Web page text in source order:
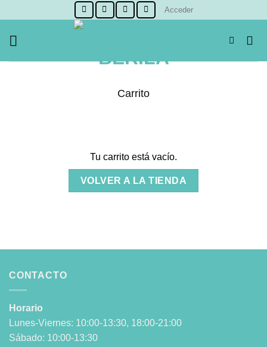
to
content
Acceder
Carrito
Tu carrito está vacío.
VOLVER A LA TIENDA
CONTACTO
Horario
Lunes-Viernes: 10:00-13:30, 18:00-21:00
Sábado: 10:00-13:30